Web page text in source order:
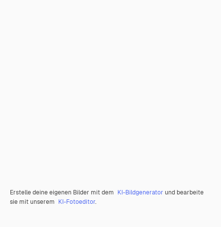
Erstelle deine eigenen Bilder mit dem KI-Bildgenerator und bearbeite
sie mit unserem KI-Fotoeditor.